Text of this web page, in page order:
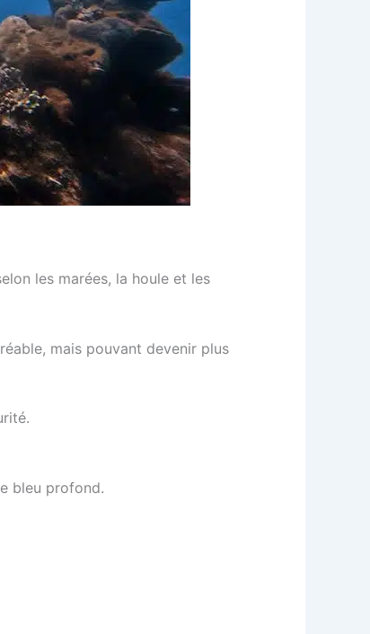
les marées, la houle et les
mais pouvant devenir plus
bleu profond.